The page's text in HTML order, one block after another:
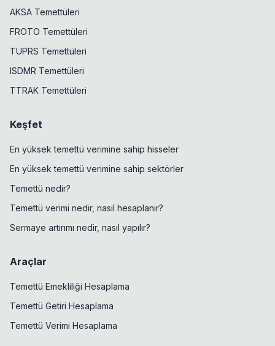
AKSA Temettüleri
FROTO Temettüleri
TUPRS Temettüleri
ISDMR Temettüleri
TTRAK Temettüleri
Keşfet
En yüksek temettü verimine sahip hisseler
En yüksek temettü verimine sahip sektörler
Temettü nedir?
Temettü verimi nedir, nasıl hesaplanır?
Sermaye artırımı nedir, nasıl yapılır?
Araçlar
Temettü Emekliliği Hesaplama
Temettü Getiri Hesaplama
Temettü Verimi Hesaplama